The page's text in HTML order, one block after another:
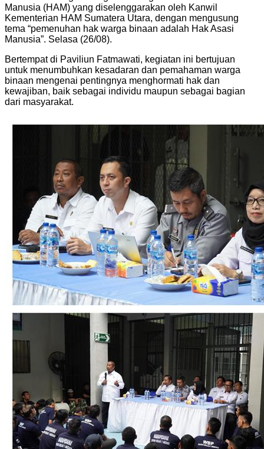
Manusia (HAM) yang diselenggarakan oleh Kanwil
Kementerian HAM Sumatera Utara, dengan mengusung
tema “pemenuhan hak warga binaan adalah Hak Asasi
Manusia”. Selasa (26/08).
Bertempat di Paviliun Fatmawati, kegiatan ini bertujuan
untuk menumbuhkan kesadaran dan pemahaman warga
binaan mengenai pentingnya menghormati hak dan
kewajiban, baik sebagai individu maupun sebagai bagian
dari masyarakat.